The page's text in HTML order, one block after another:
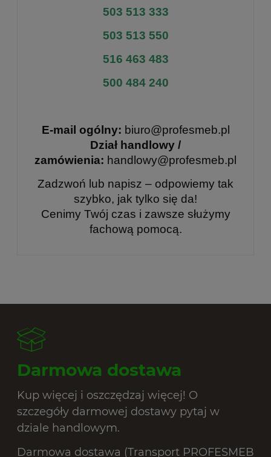
503 513 333
503 513 550
516 463 483
500 484 240
E-mail ogólny: biuro@profesmeb.pl
Dział handlowy /
zamówienia: handlowy@profesmeb.pl
Zadzwoń lub napisz – odpowiemy tak
szybko, jak tylko się da!
Cenimy Twój czas i zawsze służymy
fachową pomocą.
Darmowa dostawa
Kup więcej i oszczędzaj więcej! O
szczegóły darmowej dostawy pytaj w
dziale handlowym.
Darmowa dostawa (Transport PROFESMEB